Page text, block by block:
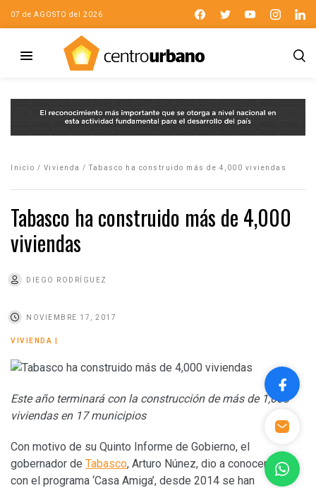
07 de AGOSTO del 2026
Inicio / Vivienda /Tabasco ha construido más de 4,000 viviendas
Tabasco ha construido más de 4,000
viviendas
DIEGO RODRÍGUEZ
NOVIEMBRE 17, 2017
VIVIENDA
Este año terminará con la construcción de más de 1,000
viviendas en 17 municipios
Con motivo de su Quinto Informe de Gobierno, el
gobernador de Tabasco, Arturo Núnez, dio a conocer que
con el programa ‘Casa Amiga’, desde 2014 se han